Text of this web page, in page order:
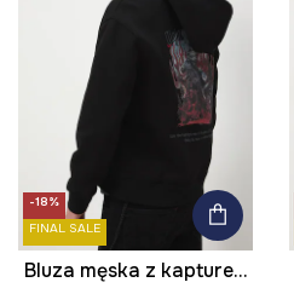
-18%
FINAL SALE
Bluza męska z kapturem z nadrukiem i aplikacją